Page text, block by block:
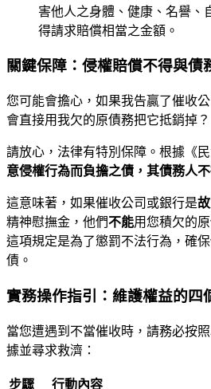
害他人之身體、健康、名譽、
得請求賠償相當之金額。
關鍵保障：侵權賠償不得與債
您可能會擔心，如果我告贏了催收
會直接用我欠的原債務把它抵銷掉？
請放心，法律有特別保障。根據《民
意侵權行為而負擔之債，其債務人
這意味著，如果催收公司或銀行是
精神慰撫金，他們不能用您積欠的
這項規定是為了懲罰不法行為，確
債。
實務操作指引：維護權益的四
當您遭遇到不當催收時，請務必按
據並尋求救濟：
步驟 行動內容